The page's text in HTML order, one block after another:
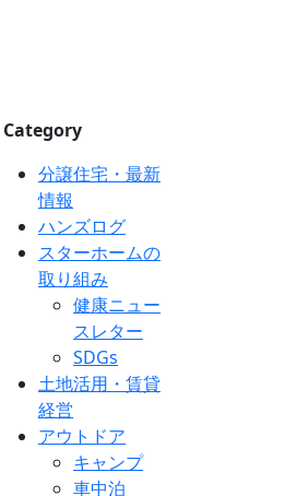
Category
分譲住宅・最新
情報
ハンズログ
スターホームの
取り組み
健康ニュー
スレター
SDGs
土地活用・賃貸
経営
アウトドア
キャンプ
車中泊